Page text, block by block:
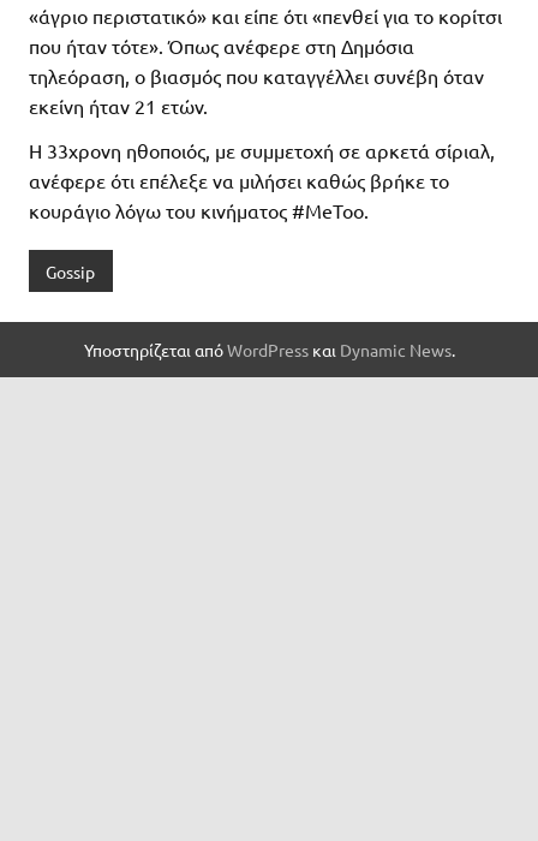
«άγριο περιστατικό» και είπε ότι «πενθεί για το κορίτσι
που ήταν τότε». Όπως ανέφερε στη Δημόσια
τηλεόραση, ο βιασμός που καταγγέλλει συνέβη όταν
εκείνη ήταν 21 ετών.
Η 33χρονη ηθοποιός, με συμμετοχή σε αρκετά σίριαλ,
ανέφερε ότι επέλεξε να μιλήσει καθώς βρήκε το
κουράγιο λόγω του κινήματος #MeToo.
Gossip
Υποστηρίζεται απόWordPressκαι Dynamic News.